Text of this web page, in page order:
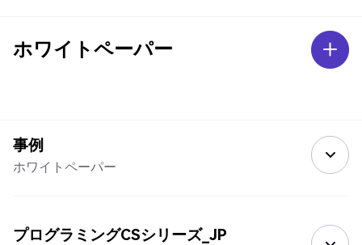
ホワイトペーパー
事例
ホワイトペーパー
プログラミングCSシリーズ_JP